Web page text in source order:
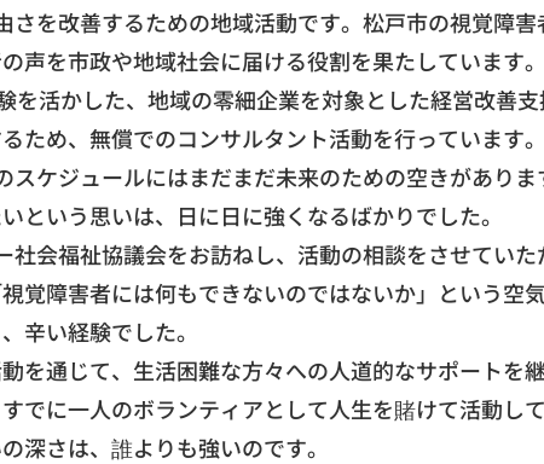
さを改善するための地域活動です。松戸市の視覚障害
声を市政や地域社会に届ける役割を果たしています。
活かした、地域の零細企業を対象とした経営改善支
ため、無償でのコンサルタント活動を行っています。
スケジュールにはまだまだ未来のための空きがありま
という思いは、 日に日に強くなるばかりでした。
会福祉協議会をお訪ねし、 活動の相談をさせていた
視覚障害者には何もできないのではないか」 という空
辛い経験でした。
を通じて、 生活困難な方々への人道的なサポートを
すでに一人のボランティアとして人生を賭けて活動し
深さは、誰よりも強いのです。